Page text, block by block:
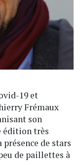
19 et
Frémaux
son
édition très
de stars
de paillettes à